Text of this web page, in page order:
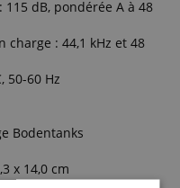
dB, pondérée A à 48
: 44,1 kHz et 48
50-60 Hz
Bodentanks
x 14,0 cm